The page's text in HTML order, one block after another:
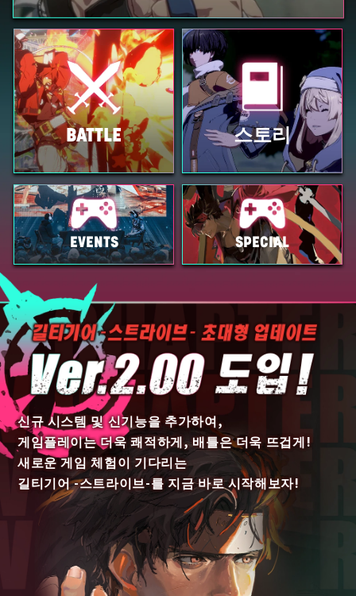
BATTLE 스토리
EVENTS SPECIAL
신규 시스템 및 신기능을 추가하여,
게임플레이는 더욱 쾌적하게, 배틀은 더욱 뜨겁게!
새로운 게임 체험이 기다리는
길티기어 -스트라이브-를 지금 바로 시작해보자!